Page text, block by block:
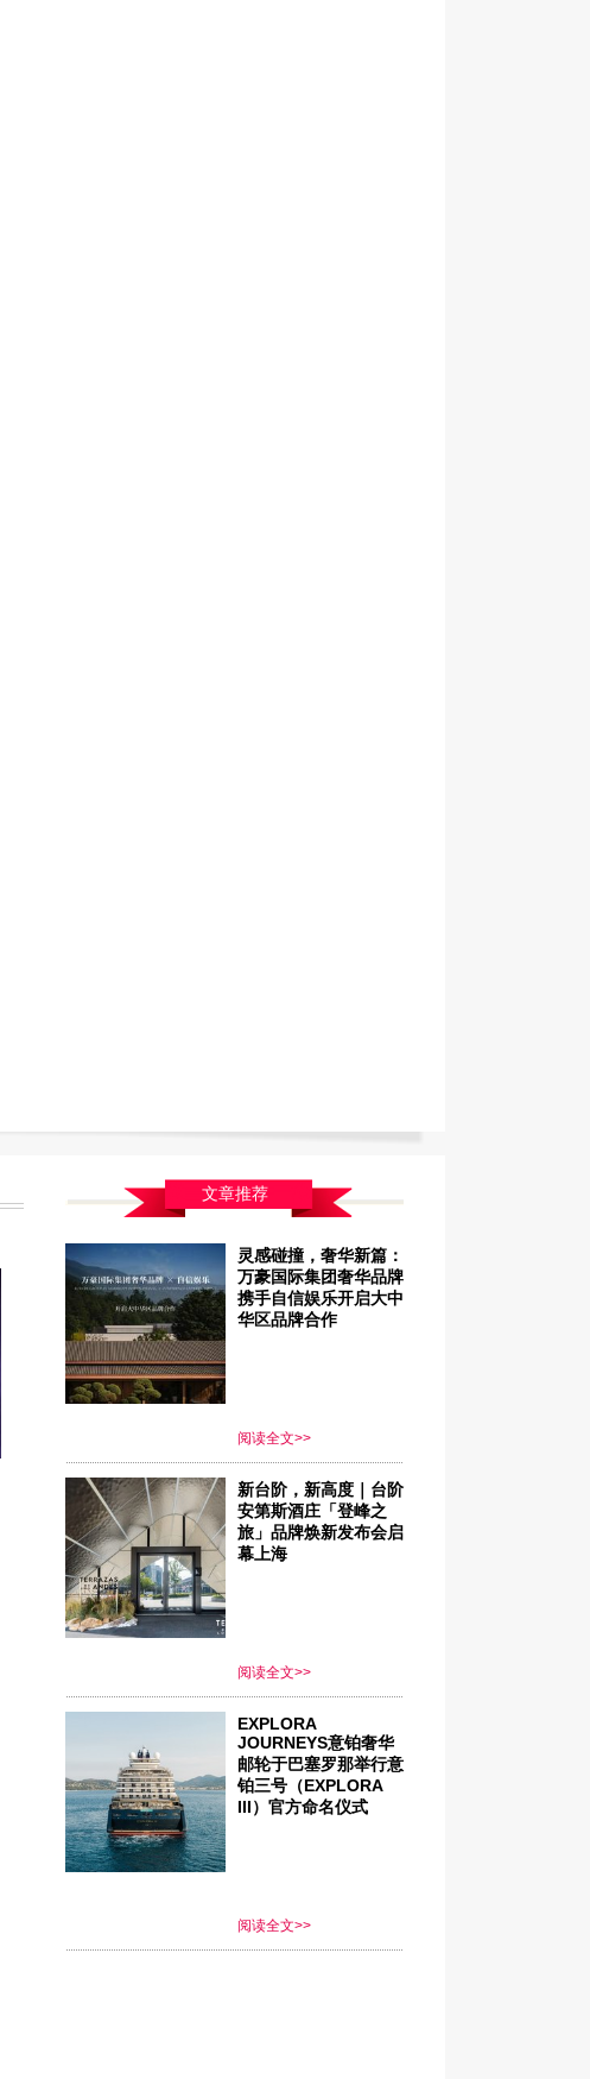
文章推荐
灵感碰撞，奢华新篇：
万豪国际集团奢华品牌
携手自信娱乐开启大中
华区品牌合作
阅读全文>>
新台阶，新高度｜台阶
安第斯酒庄「登峰之
旅」品牌焕新发布会启
幕上海
阅读全文>>
EXPLORA
JOURNEYS意铂奢华
邮轮于巴塞罗那举行意
铂三号（EXPLORA
III）官方命名仪式
阅读全文>>